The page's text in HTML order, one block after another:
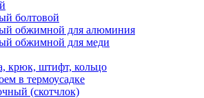
болтовой
обжимной для алюминия
обжимной для меди
крюк, штифт, кольцо
в термоусадке
(скотчлок)